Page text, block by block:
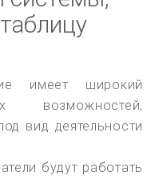
имеет широкий
возможностей,
вид деятельности
будут работать